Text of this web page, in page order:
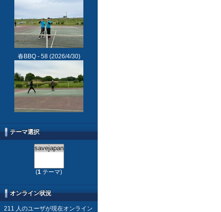
春BBQ - 58(2026/4/30)
テーマ選択
(1 テーマ)
オンライン状況
211 人のユーザが現在オンライン